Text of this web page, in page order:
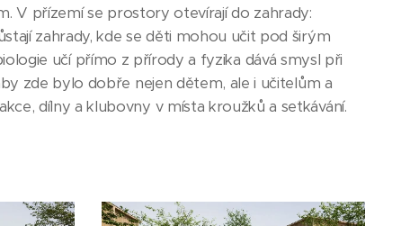
V přízemí se prostory otevírají do zahrady:
zahrady, kde se děti mohou učit pod širým
učí přímo z přírody a fyzika dává smysl při
zde bylo dobře nejen dětem, ale i učitelům a
dílny a klubovny v místa kroužků a setkávání.